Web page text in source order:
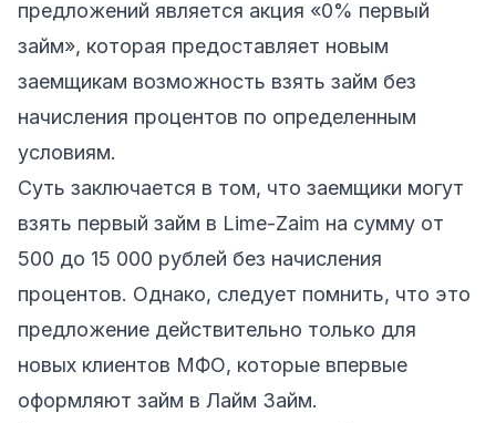
предложений является акция «0% первый
займ», которая предоставляет новым
заемщикам возможность взять займ без
начисления процентов по определенным
условиям.
Суть заключается в том, что заемщики могут
взять первый займ в Lime-Zaim на сумму от
500 до 15 000 рублей без начисления
процентов. Однако, следует помнить, что это
предложение действительно только для
новых клиентов МФО, которые впервые
оформляют займ в Лайм Займ.